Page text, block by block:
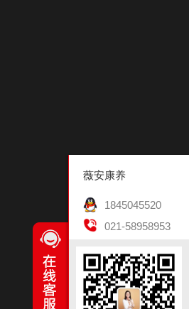
薇安康养
1845045520
021-58958953